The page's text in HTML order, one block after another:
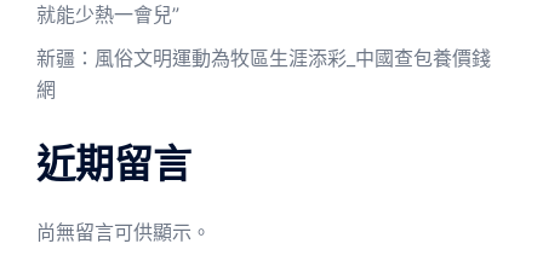
就能少熱一會兒”
新疆：風俗文明運動為牧區生涯添彩_中國查包養價錢
網
近期留言
尚無留言可供顯示。